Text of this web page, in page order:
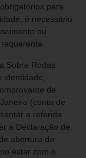
para
é necessário
ou
Sobre Rodas
de
(conta de
a referida
a Declaração de
abertura do
estar com o